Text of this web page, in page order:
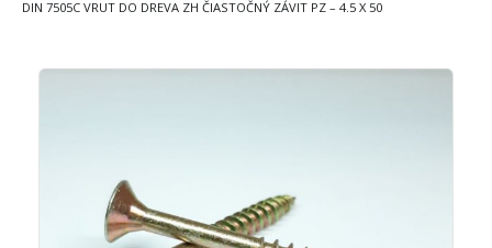
DIN 7505C VRUT DO DREVA ZH ČIASTOČNÝ ZÁVIT PZ – 4.5 X 50